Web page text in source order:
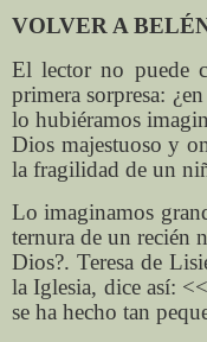
VOLVER A
El lector no puede
primera sorpresa:
lo hubiéramos
Dios majestuoso y
la fragilidad de un
Lo imaginamos
ternura de un recién
Dios?. Teresa de
la Iglesia, dice así:
se ha hecho tan